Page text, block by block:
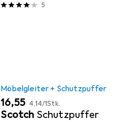
5
Möbelgleiter + Schutzpuffer
EUR
16,55 EUR
4,14/1Stk.
Scotch Schutzpuffer